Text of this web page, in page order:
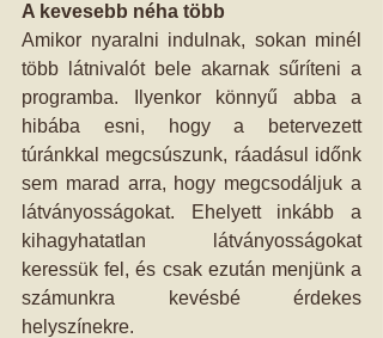
A kevesebb néha több
Amikor nyaralni indulnak, sokan minél
több látnivalót bele akarnak sűríteni a
programba. Ilyenkor könnyű abba a
hibába esni, hogy a betervezett
túránkkal megcsúszunk, ráadásul időnk
sem marad arra, hogy megcsodáljuk a
látványosságokat. Ehelyett inkább a
kihagyhatatlan látványosságokat
keressük fel, és csak ezután menjünk a
számunkra kevésbé érdekes
helyszínekre.